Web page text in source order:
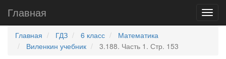
Главная
Главная ГДЗ 6 класс
Математика
Виленкин учебник
3.188. Часть 1. Стр. 153